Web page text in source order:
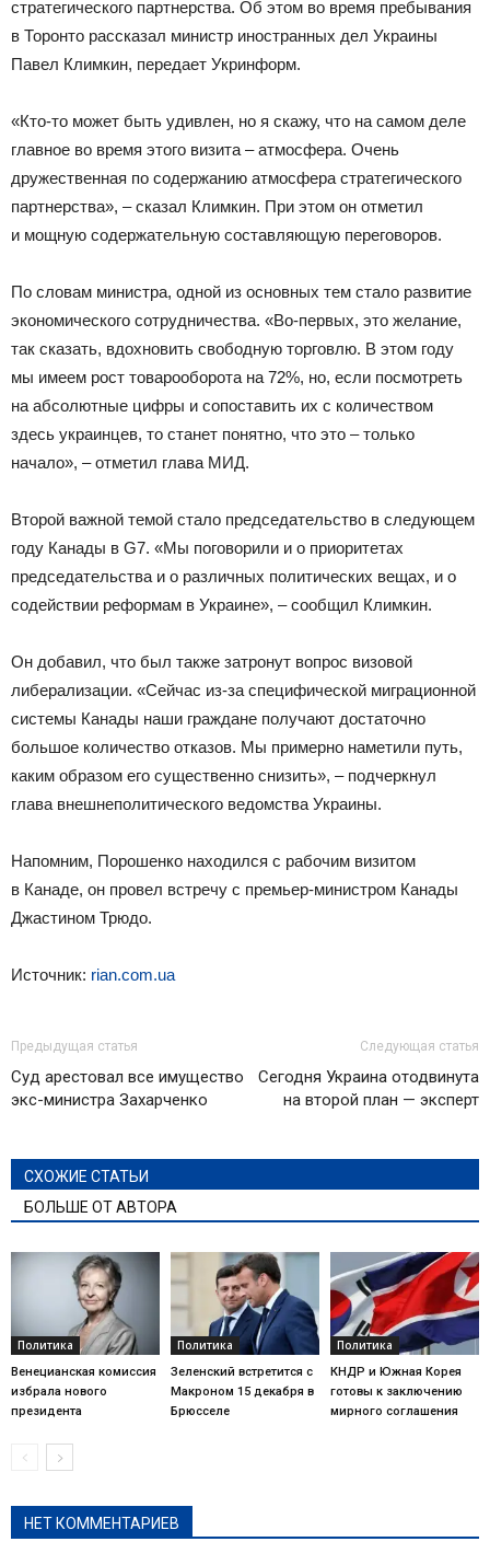
стратегического партнерства. Об этом во время пребывания
в Торонто рассказал министр иностранных дел Украины
Павел Климкин, передает Укринформ.
«Кто-то может быть удивлен, но я скажу, что на самом деле
главное во время этого визита – атмосфера. Очень
дружественная по содержанию атмосфера стратегического
партнерства», – сказал Климкин. При этом он отметил
и мощную содержательную составляющую переговоров.
По словам министра, одной из основных тем стало развитие
экономического сотрудничества. «Во-первых, это желание,
так сказать, вдохновить свободную торговлю. В этом году
мы имеем рост товарооборота на 72%, но, если посмотреть
на абсолютные цифры и сопоставить их с количеством
здесь украинцев, то станет понятно, что это – только
начало», – отметил глава МИД.
Второй важной темой стало председательство в следующем
году Канады в G7. «Мы поговорили и о приоритетах
председательства и о различных политических вещах, и о
содействии реформам в Украине», – сообщил Климкин.
Он добавил, что был также затронут вопрос визовой
либерализации. «Сейчас из-за специфической миграционной
системы Канады наши граждане получают достаточно
большое количество отказов. Мы примерно наметили путь,
каким образом его существенно снизить», – подчеркнул
глава внешнеполитического ведомства Украины.
Напомним, Порошенко находился с рабочим визитом
в Канаде, он провел встречу с премьер-министром Канады
Джастином Трюдо.
Источник: rian.com.ua
Предыдущая статья
Суд арестовал все имущество
экс-министра Захарченко
Следующая статья
Сегодня Украина отодвинута
на второй план — эксперт
СХОЖИЕ СТАТЬИ
БОЛЬШЕ ОТ АВТОРА
Политика
Венецианская комиссия
избрала нового
президента
Политика
Зеленский встретится с
Макроном 15 декабря в
Брюсселе
Политика
КНДР и Южная Корея
готовы к заключению
мирного соглашения
НЕТ КОММЕНТАРИЕВ